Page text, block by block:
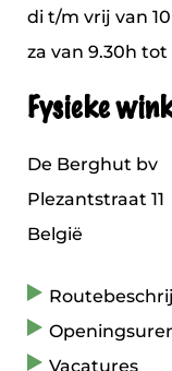
di t/m vrij van
za van 9.30h tot
Fysieke
De Berghut bv
Plezantstraat 11
België
Vacatures